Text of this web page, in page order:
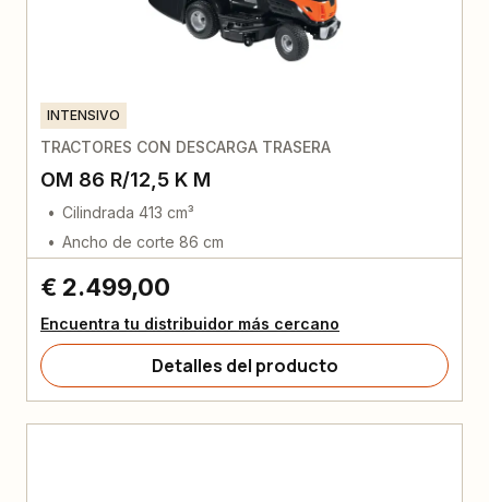
INTENSIVO
TRACTORES CON DESCARGA TRASERA
OM 86 R/12,5 K M
Cilindrada 413 cm³
Ancho de corte 86 cm
€ 2.499,00
Encuentra tu distribuidor más cercano
Detalles del producto